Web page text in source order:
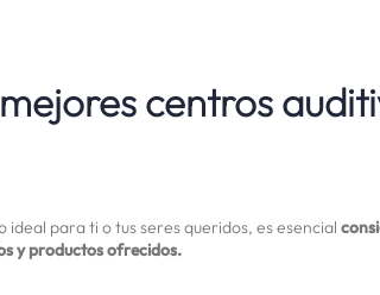
centros
ideal para ti o tus seres queridos, es esencial
y productos ofrecidos.